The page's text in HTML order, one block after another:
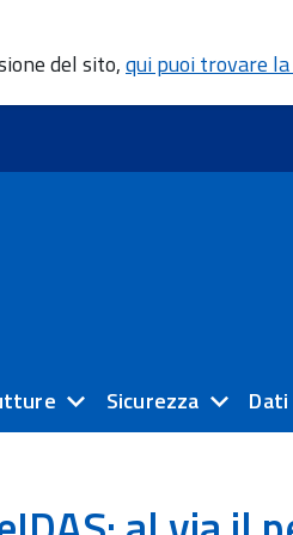
del sito,qui puoi trovare
Sicurezza Dati